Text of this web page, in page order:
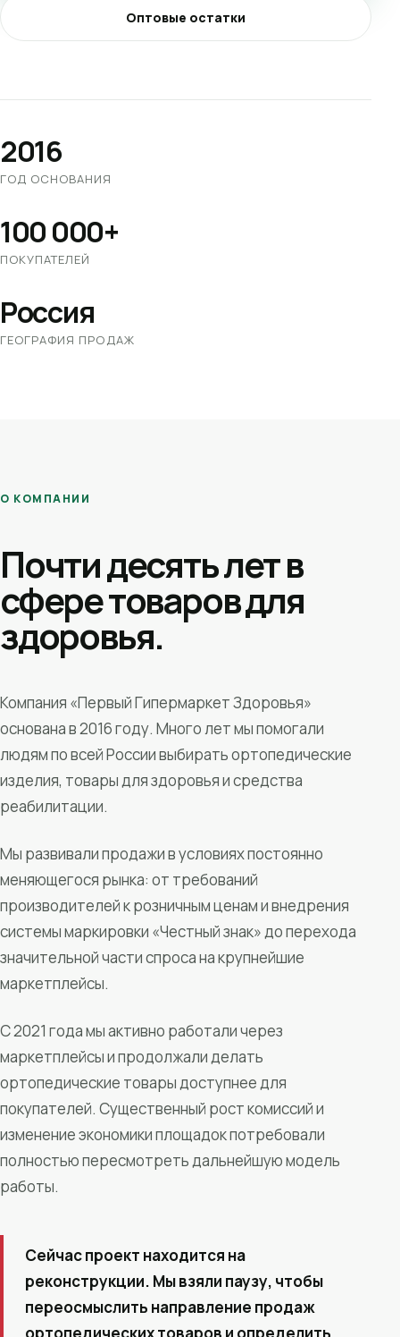
Оптовые остатки
2016
ГОД ОСНОВАНИЯ
100 000+
ПОКУПАТЕЛЕЙ
Россия
ГЕОГРАФИЯ ПРОДАЖ
О КОМПАНИИ
Почти десять лет в
сфере товаров для
здоровья.
Компания «Первый Гипермаркет Здоровья»
основана в 2016 году. Много лет мы помогали
людям по всей России выбирать ортопедические
изделия, товары для здоровья и средства
реабилитации.
Мы развивали продажи в условиях постоянно
меняющегося рынка: от требований
производителей к розничным ценам и внедрения
системы маркировки «Честный знак» до перехода
значительной части спроса на крупнейшие
маркетплейсы.
С 2021 года мы активно работали через
маркетплейсы и продолжали делать
ортопедические товары доступнее для
покупателей. Существенный рост комиссий и
изменение экономики площадок потребовали
полностью пересмотреть дальнейшую модель
работы.
Сейчас проект находится на
реконструкции. Мы взяли паузу, чтобы
переосмыслить направление продаж